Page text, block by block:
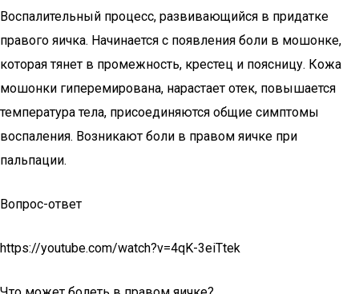
Воспалительный процесс, развивающийся в придатке
правого яичка. Начинается с появления боли в мошонке,
которая тянет в промежность, крестец и поясницу. Кожа
мошонки гиперемирована, нарастает отек, повышается
температура тела, присоединяются общие симптомы
воспаления. Возникают боли в правом яичке при
пальпации.
Вопрос-ответ
https://youtube.com/watch?v=4qK-3eiTtek